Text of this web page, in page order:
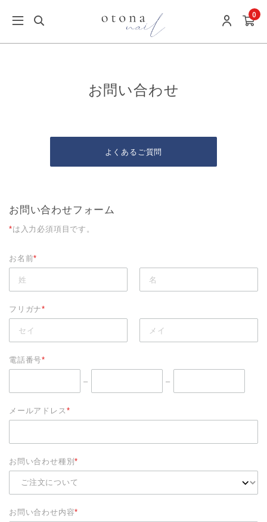
0
お問い合わせ
よくあるご質問
お問い合わせフォーム
*は入力必須項目です。
お名前*
フリガナ*
電話番号*
– –
メールアドレス *
お問い合わせ種別*
お問い合わせ内容*